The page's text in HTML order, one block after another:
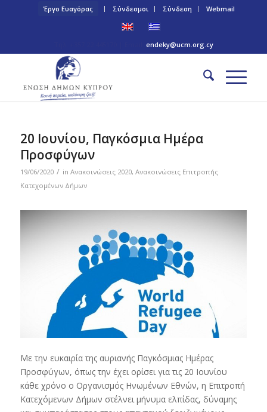
Έργο Ευαγόρας Σύνδεσμοι Σύνδεση Webmail
endeky@ucm.org.cy
20 Ιουνίου, Παγκόσμια Ημέρα
Προσφύγων
19/06/2020 / in Ανακοινώσεις 2020, Ανακοινώσεις Επιτροπής
Κατεχομένων Δήμων
Με την ευκαιρία της αυριανής Παγκόσμιας Ημέρας
Προσφύγων, όπως την έχει ορίσει για τις 20 Ιουνίου
κάθε χρόνο ο Οργανισμός Ηνωμένων Εθνών, η Επιτροπή
Κατεχόμενων Δήμων στέλνει μήνυμα ελπίδας, δύναμης